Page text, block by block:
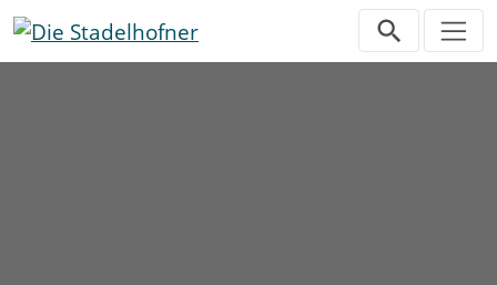
Direkt zur Hauptnavigation springen
Direkt zum Inhalt springen